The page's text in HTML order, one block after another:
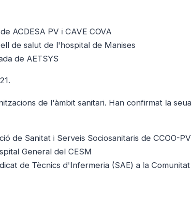
ACDESA PV i CAVE COVA
de salut de l'hospital de Manises
de AETSYS
de l'àmbit sanitari. Han confirmat la seua
de Sanitat i Serveis Sociosanitaris de CCOO-PV
General del CESM
de Tècnics d'Infermeria (SAE) a la Comunitat